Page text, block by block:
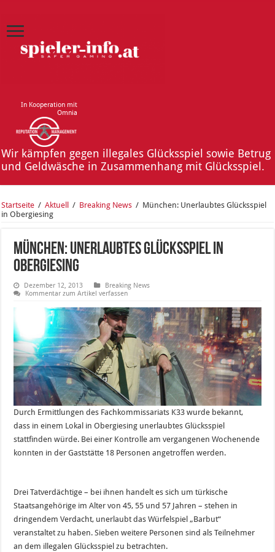
In Kooperation mit
Omnia
Wir kämpfen gegen illegales Glücksspiel sowie Betrug
und Geldwäsche in Zusammenhang mit Glücksspiel.
Startseite / Aktuell / Breaking News / München: Unerlaubtes Glücksspiel
in Obergiesing
München: Unerlaubtes Glücksspiel in
Obergiesing
Dezember 12, 2013
Breaking News
Kommentar zum Artikel verfassen
Durch Ermittlungen des Fachkommissariats K33 wurde bekannt,
dass in einem Lokal in Obergiesing unerlaubtes Glücksspiel
stattfinden würde. Bei einer Kontrolle am vergangenen Wochenende
konnten in der Gaststätte 18 Personen angetroffen werden.
Drei Tatverdächtige – bei ihnen handelt es sich um türkische
Staatsangehörige im Alter von 45, 55 und 57 Jahren – stehen in
dringendem Verdacht, unerlaubt das Würfelspiel „Barbut“
veranstaltet zu haben. Sieben weitere Personen sind als Teilnehmer
an dem illegalen Glücksspiel zu betrachten.